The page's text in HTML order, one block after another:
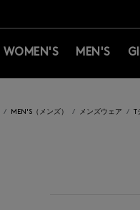
WOMEN'S MEN'S
MEN'S（メンズ） メンズウェア T